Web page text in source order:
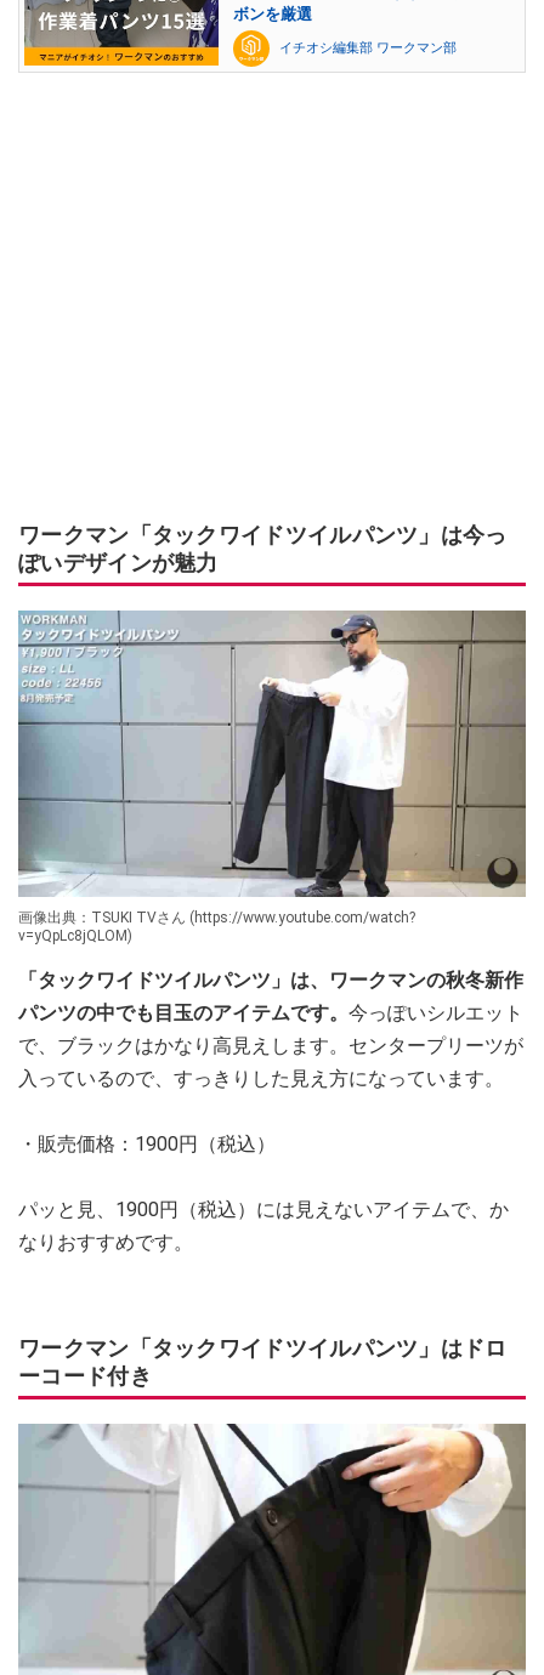
ボンを厳選
イチオシ編集部 ワークマン部
ワークマン「タックワイドツイルパンツ」は今っ
ぽいデザインが魅力
画像出典：TSUKI TVさん (https://www.youtube.com/watch?
v=yQpLc8jQLOM)
「タックワイドツイルパンツ」は、ワークマンの秋冬新作
パンツの中でも目玉のアイテムです。 今っぽいシルエット
で、ブラックはかなり高見えします。センタープリーツが
入っているので、すっきりした見え方になっています。
・販売価格：1900円（税込）
パッと見、1900円（税込）には見えないアイテムで、か
なりおすすめです。
ワークマン「タックワイドツイルパンツ」はドロ
ーコード付き